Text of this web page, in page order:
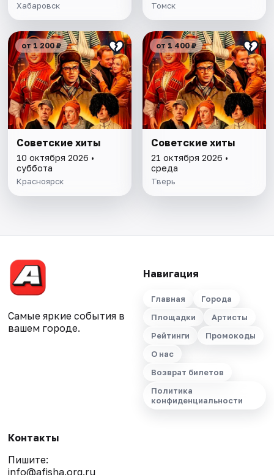
Хабаровск Томск
от 1 200 ₽
Советские хиты
10 октября 2026 •
суббота
Красноярск
от 1 400 ₽
Советские хиты
21 октября 2026 •
среда
Тверь
Самые яркие события в
вашем городе.
Навигация
Главная
Города
Площадки
Артисты
Рейтинги
Промокоды
О нас
Возврат билетов
Политика
конфиденциальности
Контакты
Пишите:
info@afisha.org.ru